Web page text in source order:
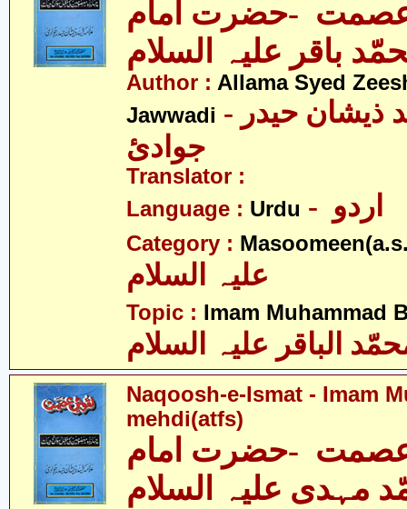
-حضرت امام
باقر علیہ السلام
Author : Allama Syed
Jawwadi - علامہ سیّد ذیشان حیدر
جوادئ
Translator :
Language : Urdu
Category :
Topic : Imam Muhammad
الباقر علیہ السلام
Naqoosh-e-Ismat - Imam
mehdi(atfs)
-حضرت امام
مہدی علیہ السلام